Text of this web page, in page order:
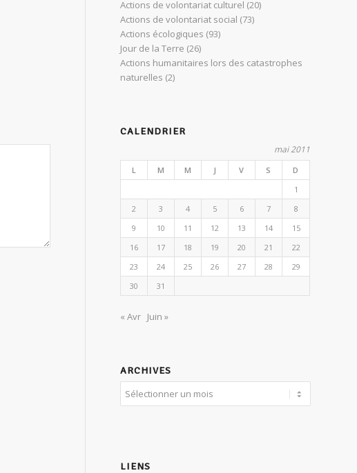
Actions de volontariat culturel (20)
Actions de volontariat social (73)
Actions écologiques (93)
Jour de la Terre (26)
Actions humanitaires lors des catastrophes
naturelles (2)
CALENDRIER
mai 2011
L M M J V S
D
1
2
3 4 5 6 7
8
9
10 11 12 13 14
15
16
17 18 19 20 21
22
23
24 25 26 27 28
29
30
31
« Avr Juin »
ARCHIVES
LIENS